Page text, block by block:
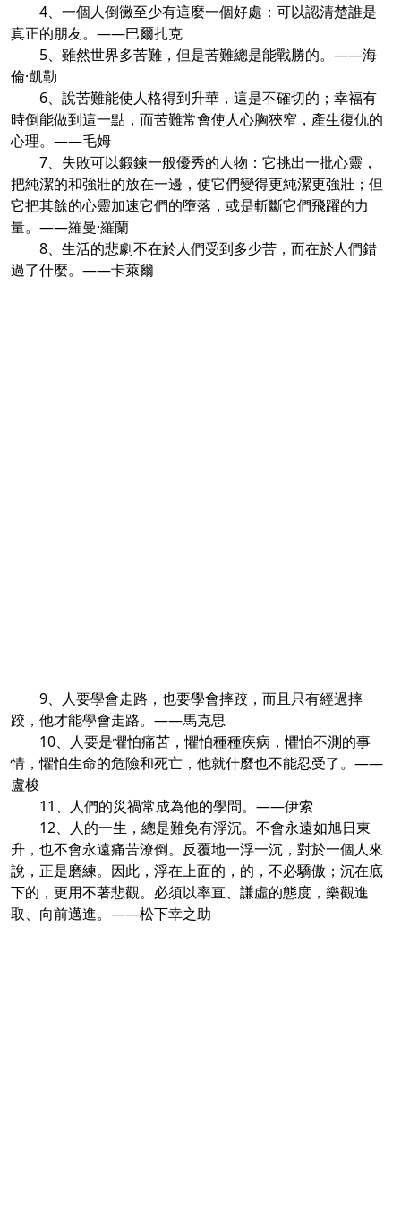
4、一個人倒黴至少有這麼一個好處：可以認清楚誰是
真正的朋友。——巴爾扎克
5、雖然世界多苦難，但是苦難總是能戰勝的。——海
倫·凱勒
6、說苦難能使人格得到升華，這是不確切的；幸福有
時倒能做到這一點，而苦難常會使人心胸狹窄，產生復仇的
心理。——毛姆
7、失敗可以鍛鍊一般優秀的人物：它挑出一批心靈，
把純潔的和強壯的放在一邊，使它們變得更純潔更強壯；但
它把其餘的心靈加速它們的墮落，或是斬斷它們飛躍的力
量。——羅曼·羅蘭
8、生活的悲劇不在於人們受到多少苦，而在於人們錯
過了什麼。——卡萊爾
9、人要學會走路，也要學會摔跤，而且只有經過摔
跤，他才能學會走路。——馬克思
10、人要是懼怕痛苦，懼怕種種疾病，懼怕不測的事
情，懼怕生命的危險和死亡，他就什麼也不能忍受了。——
盧梭
11、人們的災禍常成為他的學問。——伊索
12、人的一生，總是難免有浮沉。不會永遠如旭日東
升，也不會永遠痛苦潦倒。反覆地一浮一沉，對於一個人來
說，正是磨練。因此，浮在上面的，的，不必驕傲；沉在底
下的，更用不著悲觀。必須以率直、謙虛的態度，樂觀進
取、向前邁進。——松下幸之助